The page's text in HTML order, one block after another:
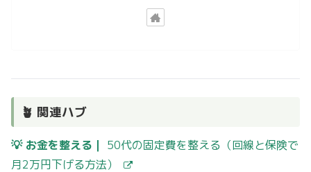
🪴 関連ハブ
💡 お金を整える｜ 50代の固定費を整える（回線と保険で
月2万円下げる方法）